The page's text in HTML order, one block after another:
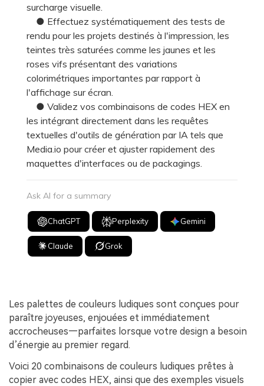
surcharge visuelle.
● Effectuez systématiquement des tests de
rendu pour les projets destinés à l'impression, les
teintes très saturées comme les jaunes et les
roses vifs présentant des variations
colorimétriques importantes par rapport à
l'affichage sur écran.
● Validez vos combinaisons de codes HEX en
les intégrant directement dans les requêtes
textuelles d'outils de génération par IA tels que
Media.io pour créer et ajuster rapidement des
maquettes d'interfaces ou de packagings.
Ask AI for a summary
ChatGPT Perplexity Gemini
Claude Grok
Les palettes de couleurs ludiques sont conçues pour
paraître joyeuses, enjouées et immédiatement
accrocheuses—parfaites lorsque votre design a besoin
d’énergie au premier regard.
Voici 20 combinaisons de couleurs ludiques prêtes à
copier avec codes HEX, ainsi que des exemples visuels